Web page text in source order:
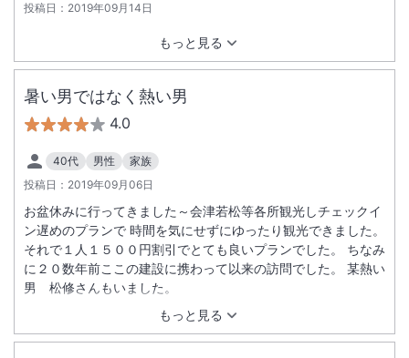
投稿日： 2019年09月14日
もっと見る
暑い男ではなく熱い男
4.0
40代 男性
家族
投稿日： 2019年09月06日
もっと見る
お盆休みに行ってきました～会津若松等各所観光しチェックイ
ン遅めのプランで 時間を気にせずにゆったり観光できました。
それで１人１５００円割引でとても良いプランでした。 ちなみ
に２０数年前ここの建設に携わって以来の訪問でした。 某熱い
男 松修さんもいました。